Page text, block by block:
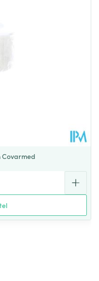
Covarmed